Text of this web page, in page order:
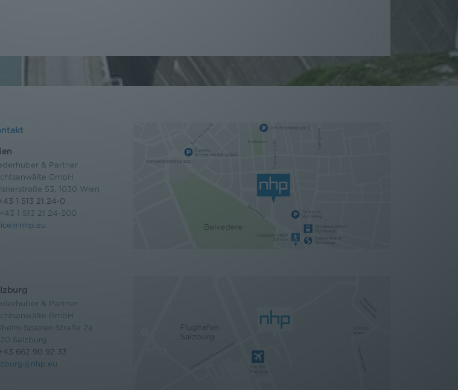
& Partner
GmbH
53, 1030 Wien
1 513 21 24-0
1 513 21 24-300
& Partner
GmbH
Spazier-Straße 2a
Salzburg
662 90 92 33